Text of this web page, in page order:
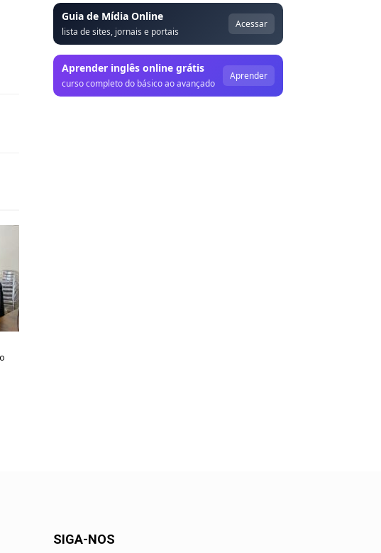
Guia de Mídia Online
lista de sites, jornais e portais
Acessar
Aprender inglês online grátis
curso completo do básico ao avançado
Aprender
SIGA-NOS